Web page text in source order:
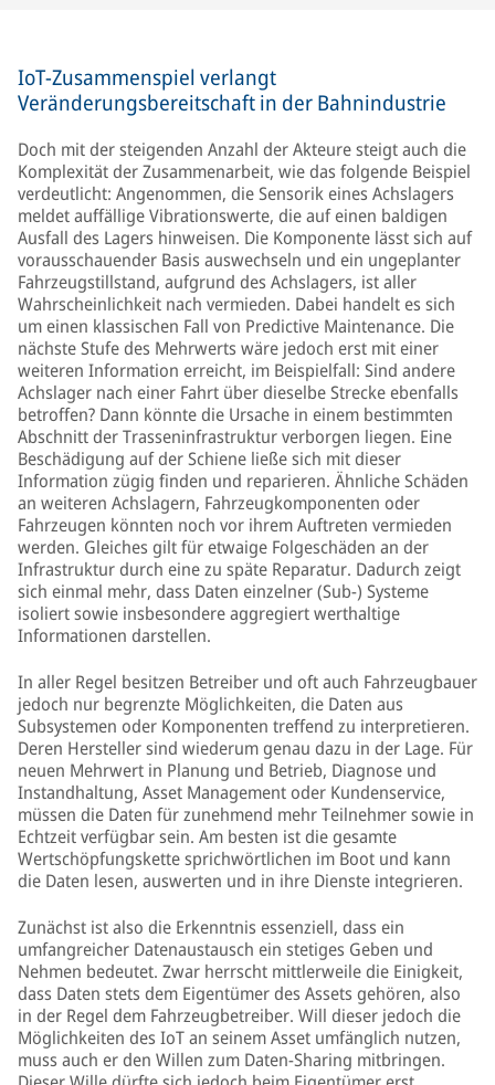
IoT-Zusammenspiel verlangt
Veränderungsbereitschaft in der Bahnindustrie
Doch mit der steigenden Anzahl der Akteure steigt auch die
Komplexität der Zusammenarbeit, wie das folgende Beispiel
verdeutlicht: Angenommen, die Sensorik eines Achslagers
meldet auffällige Vibrationswerte, die auf einen baldigen
Ausfall des Lagers hinweisen. Die Komponente lässt sich auf
vorausschauender Basis auswechseln und ein ungeplanter
Fahrzeugstillstand, aufgrund des Achslagers, ist aller
Wahrscheinlichkeit nach vermieden. Dabei handelt es sich
um einen klassischen Fall von Predictive Maintenance. Die
nächste Stufe des Mehrwerts wäre jedoch erst mit einer
weiteren Information erreicht, im Beispielfall: Sind andere
Achslager nach einer Fahrt über dieselbe Strecke ebenfalls
betroffen? Dann könnte die Ursache in einem bestimmten
Abschnitt der Trasseninfrastruktur verborgen liegen. Eine
Beschädigung auf der Schiene ließe sich mit dieser
Information zügig finden und reparieren. Ähnliche Schäden
an weiteren Achslagern, Fahrzeugkomponenten oder
Fahrzeugen könnten noch vor ihrem Auftreten vermieden
werden. Gleiches gilt für etwaige Folgeschäden an der
Infrastruktur durch eine zu späte Reparatur. Dadurch zeigt
sich einmal mehr, dass Daten einzelner (Sub-) Systeme
isoliert sowie insbesondere aggregiert werthaltige
Informationen darstellen.
In aller Regel besitzen Betreiber und oft auch Fahrzeugbauer
jedoch nur begrenzte Möglichkeiten, die Daten aus
Subsystemen oder Komponenten treffend zu interpretieren.
Deren Hersteller sind wiederum genau dazu in der Lage. Für
neuen Mehrwert in Planung und Betrieb, Diagnose und
Instandhaltung, Asset Management oder Kundenservice,
müssen die Daten für zunehmend mehr Teilnehmer sowie in
Echtzeit verfügbar sein. Am besten ist die gesamte
Wertschöpfungskette sprichwörtlichen im Boot und kann
die Daten lesen, auswerten und in ihre Dienste integrieren.
Zunächst ist also die Erkenntnis essenziell, dass ein
umfangreicher Datenaustausch ein stetiges Geben und
Nehmen bedeutet. Zwar herrscht mittlerweile die Einigkeit,
dass Daten stets dem Eigentümer des Assets gehören, also
in der Regel dem Fahrzeugbetreiber. Will dieser jedoch die
Möglichkeiten des IoT an seinem Asset umfänglich nutzen,
muss auch er den Willen zum Daten-Sharing mitbringen.